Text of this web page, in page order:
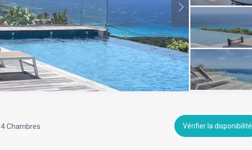
4 Chambres Vérifier la disponibilité